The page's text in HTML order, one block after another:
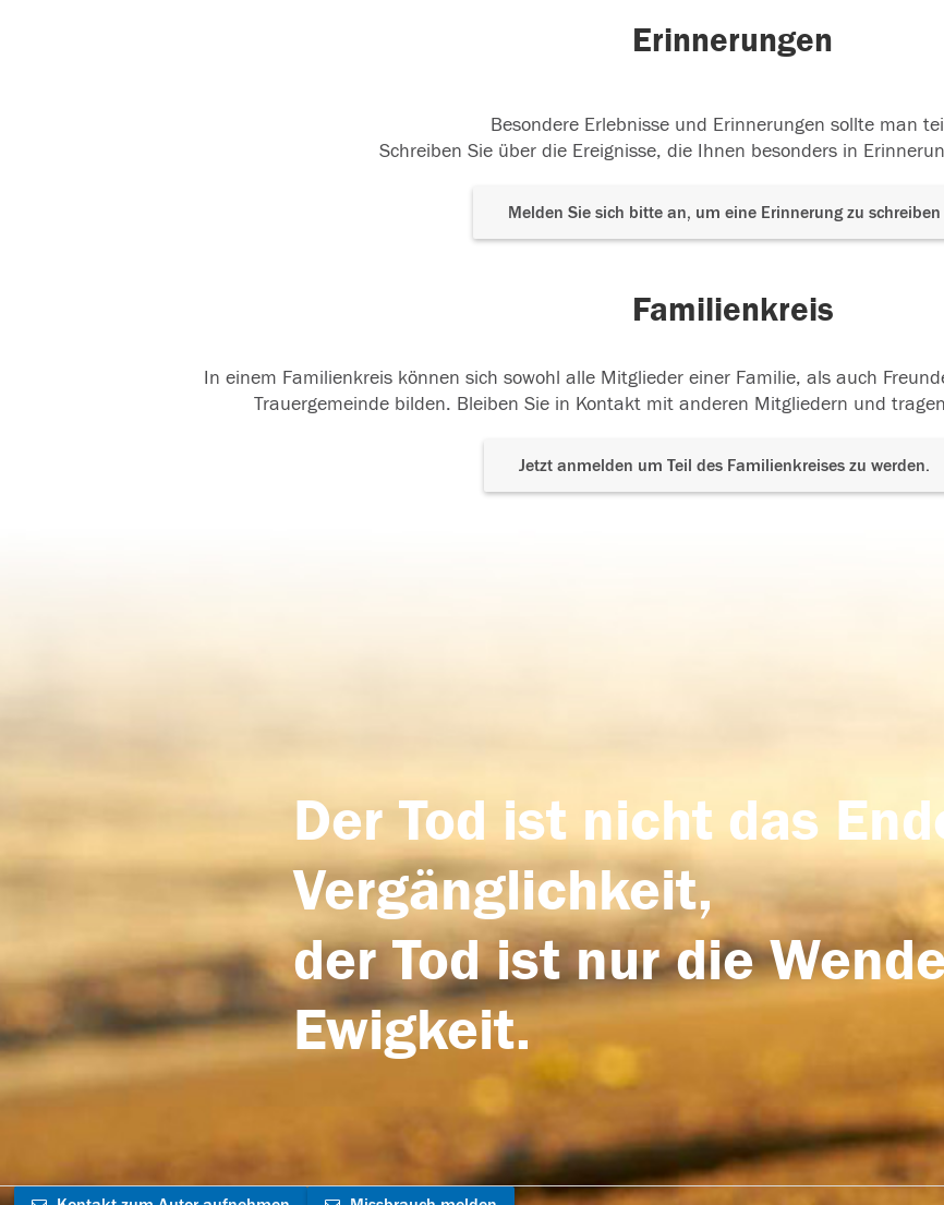
Erinnerungen
Besondere Erlebnisse und Erinnerungen sollte man
Schreiben Sie über die Ereignisse, die Ihnen besonders in
Melden Sie sich bitte an, um eine Erinnerung zu schreiben
Familienkreis
In einem Familienkreis können sich sowohl alle Mitglieder einer Familie, als auch
Trauergemeinde bilden. Bleiben Sie in Kontakt mit anderen Mitgliedern und
Jetzt anmelden um Teil des Familienkreises zu werden.
Der Tod ist nicht das
Vergänglichkeit,
der Tod ist nur die
Ewigkeit.